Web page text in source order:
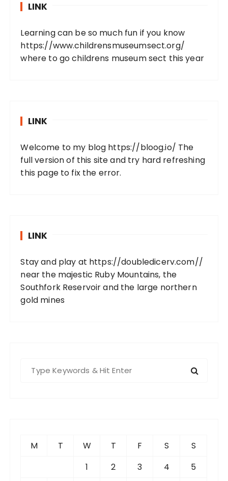
LINK
Learning can be so much fun if you know
https://www.childrensmuseumsect.org/
where to go childrens museum sect this year
LINK
Welcome to my blog https://bloog.io/ The
full version of this site and try hard refreshing
this page to fix the error.
LINK
Stay and play at https://doubledicerv.com//
near the majestic Ruby Mountains, the
Southfork Reservoir and the large northern
gold mines
M T W T F S
S
1
2 3 4 5